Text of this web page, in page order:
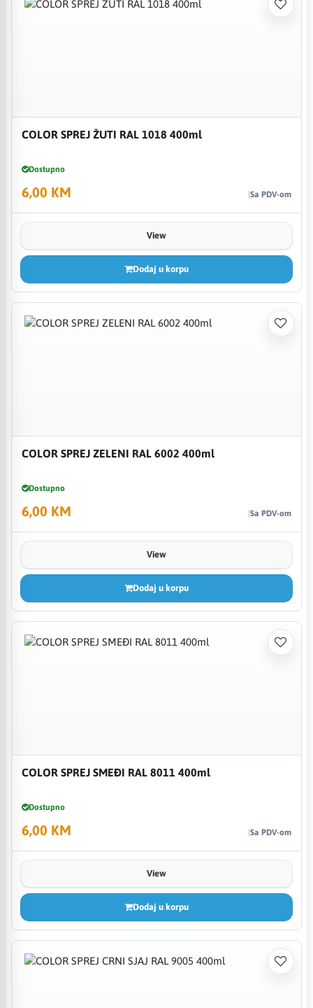
COLOR SPREJ ŽUTI RAL 1018 400ml
Dostupno
6,00 KM Sa PDV-om
View
Dodaj u korpu
COLOR SPREJ ZELENI RAL 6002 400ml
Dostupno
6,00 KM Sa PDV-om
View
Dodaj u korpu
COLOR SPREJ SMEĐI RAL 8011 400ml
Dostupno
6,00 KM Sa PDV-om
View
Dodaj u korpu